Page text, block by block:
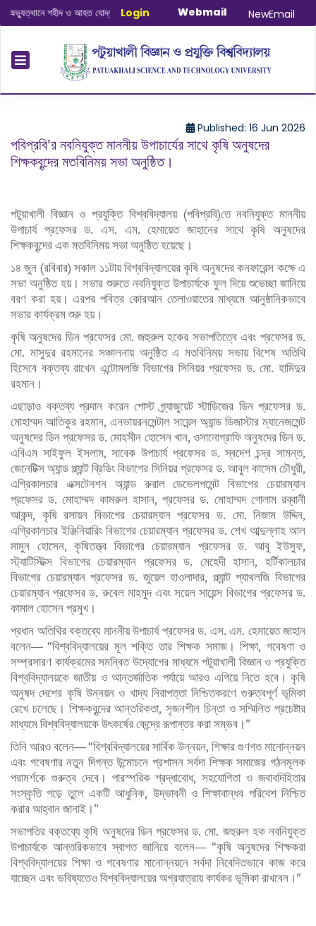
শহীদ ও আহত যোদ্ধাদের স্মরণে আলোচনা সভা ও দোয়া অনুষ্ঠান সংক্রান্ত|
Login Webmail NewEmail
Published: 16 Jun 2026
পবিপ্রবি’র নবনিযুক্ত মাননীয় উপাচার্যের সাথে কৃষি অনুষদের
শিক্ষকবৃন্দের মতবিনিময় সভা অনুষ্ঠিত।
পটুয়াখালী বিজ্ঞান ও প্রযুক্তি বিশ্ববিদ্যালয় (পবিপ্রবি)তে নবনিযুক্ত মাননীয়
উপাচার্য প্রফেসর ড. এস. এম. হেমায়েত জাহানের সাথে কৃষি অনুষদের
শিক্ষকবৃন্দের এক মতবিনিময় সভা অনুষ্ঠিত হয়েছে।
১৪ জুন (রবিবার) সকাল ১১টায় বিশ্ববিদ্যালয়ের কৃষি অনুষদের কনফারেন্স কক্ষে এ
সভা অনুষ্ঠিত হয়। সভার শুরুতে নবনিযুক্ত উপাচার্যকে ফুল দিয়ে শুভেচ্ছা জানিয়ে
বরণ করা হয়। এরপর পবিত্র কোরআন তেলাওয়াতের মাধ্যমে আনুষ্ঠানিকভাবে
সভার কার্যক্রম শুরু হয়।
কৃষি অনুষদের ডিন প্রফেসর মো. জহুরুল হকের সভাপতিত্বে এবং প্রফেসর ড.
মো. মাসুদুর রহমানের সঞ্চালনায় অনুষ্ঠিত এ মতবিনিময় সভায় বিশেষ অতিথি
হিসেবে বক্তব্য রাখেন এন্টোমলজি বিভাগের সিনিয়র প্রফেসর ড. মো. হামিদুর
রহমান।
এছাড়াও বক্তব্য প্রদান করেন পোস্ট গ্র্যাজুয়েট স্টাডিজের ডিন প্রফেসর ড.
মোহাম্মদ আতিকুর রহমান, এনভায়রনমেন্টাল সায়েন্স অ্যান্ড ডিজাস্টার ম্যানেজমেন্ট
অনুষদের ডিন প্রফেসর ড. মোহসীন হোসেন খান, ওসানোগ্রাফি অনুষদের ডিন ড.
এবিএম সাইফুল ইসলাম, সাবেক উপাচার্য প্রফেসর ড. স্বদেশ চন্দ্র সামন্ত,
জেনেটিক্স অ্যান্ড প্ল্যান্ট ব্রিডিং বিভাগের সিনিয়র প্রফেসর ড. আবুল কাসেম চৌধুরী,
এগ্রিকালচার এক্সটেনশন অ্যান্ড রুরাল ডেভেলপমেন্ট বিভাগের চেয়ারম্যান
প্রফেসর ড. মোহাম্মদ কামরুল হাসান, প্রফেসর ড. মোহাম্মদ গোলাম রব্বানী
আকন্দ, কৃষি রসায়ন বিভাগের চেয়ারম্যান প্রফেসর ড. মো. নিজাম উদ্দিন,
এগ্রিকালচার ইঞ্জিনিয়ারিং বিভাগের চেয়ারম্যান প্রফেসর ড. শেখ আব্দুল্লাহ আল
মামুন হোসেন, কৃষিতত্ত্ব বিভাগের চেয়ারম্যান প্রফেসর ড. আবু ইউসুফ,
স্ট্যাটিস্টিক্স বিভাগের চেয়ারম্যান প্রফেসর ড. মেহেদী হাসান, হর্টিকালচার
বিভাগের চেয়ারম্যান প্রফেসর ড. জুয়েল হাওলাদার, প্ল্যান্ট প্যাথলজি বিভাগের
চেয়ারম্যান প্রফেসর ড. রুবেল মাহমুদ এবং সয়েল সায়েন্স বিভাগের প্রফেসর ড.
কামাল হোসেন প্রমুখ।
প্রধান অতিথির বক্তব্যে মাননীয় উপাচার্য প্রফেসর ড. এস. এম. হেমায়েত জাহান
বলেন— “বিশ্ববিদ্যালয়ের মূল শক্তি তার শিক্ষক সমাজ। শিক্ষা, গবেষণা ও
সম্প্রসারণ কার্যক্রমের সমন্বিত উদ্যোগের মাধ্যমে পটুয়াখালী বিজ্ঞান ও প্রযুক্তি
বিশ্ববিদ্যালয়কে জাতীয় ও আন্তর্জাতিক পর্যায়ে আরও এগিয়ে নিতে হবে। কৃষি
অনুষদ দেশের কৃষি উন্নয়ন ও খাদ্য নিরাপত্তা নিশ্চিতকরণে গুরুত্বপূর্ণ ভূমিকা
রেখে চলেছে। শিক্ষকবৃন্দের আন্তরিকতা, সৃজনশীল চিন্তা ও সম্মিলিত প্রচেষ্টার
মাধ্যমে বিশ্ববিদ্যালয়কে উৎকর্ষের কেন্দ্রে রূপান্তর করা সম্ভব।”
তিনি আরও বলেন— “বিশ্ববিদ্যালয়ের সার্বিক উন্নয়ন, শিক্ষার গুণগত মানোন্নয়ন
এবং গবেষণার নতুন দিগন্ত উন্মোচনে প্রশাসন সর্বদা শিক্ষক সমাজের গঠনমূলক
পরামর্শকে গুরুত্ব দেবে। পারস্পরিক শ্রদ্ধাবোধ, সহযোগিতা ও জবাবদিহিতার
সংস্কৃতি গড়ে তুলে একটি আধুনিক, উদ্ভাবনী ও শিক্ষাবান্ধব পরিবেশ নিশ্চিত
করার আহ্বান জানাই।”
সভাপতির বক্তব্যে কৃষি অনুষদের ডিন প্রফেসর ড. মো. জহুরুল হক নবনিযুক্ত
উপাচার্যকে আন্তরিকভাবে স্বাগত জানিয়ে বলেন— “কৃষি অনুষদের শিক্ষকরা
বিশ্ববিদ্যালয়ের শিক্ষা ও গবেষণার মানোন্নয়নে সর্বদা নিবেদিতভাবে কাজ করে
যাচ্ছেন এবং ভবিষ্যতেও বিশ্ববিদ্যালয়ের অগ্রযাত্রায় কার্যকর ভূমিকা রাখবেন।”